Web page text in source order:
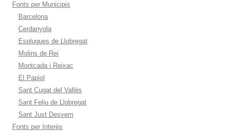
Fonts per Municipis
Barcelona
Cerdanyola
Esplugues de Llobregat
Molins de Rei
Montcada i Reixac
El Papiol
Sant Cugat del Vallès
Sant Feliu de Llobregat
Sant Just Desvern
Fonts per Interès